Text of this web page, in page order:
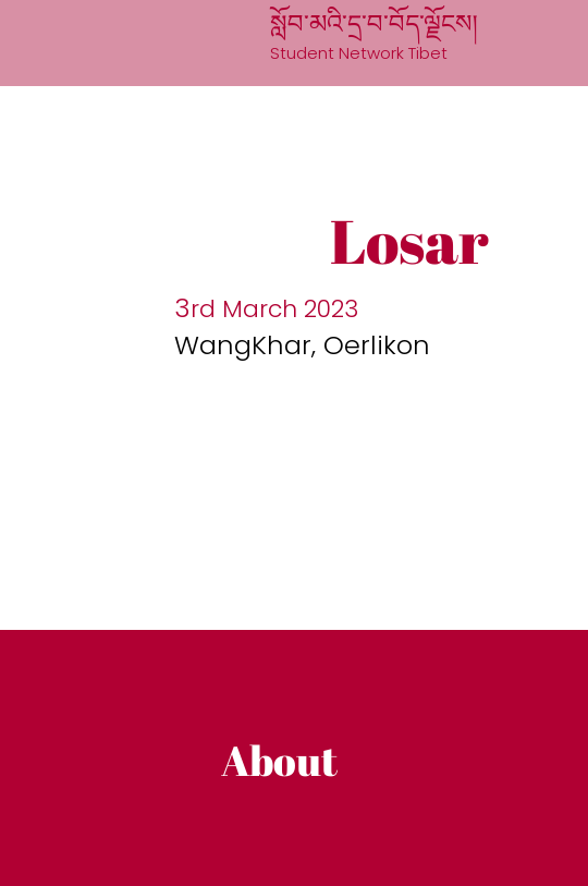
སློབ་མའི་དྲ་བ་བོད་ལྗོངས།
Student Network Tibet
Losar
3rd March 2023
WangKhar, Oerlikon
About